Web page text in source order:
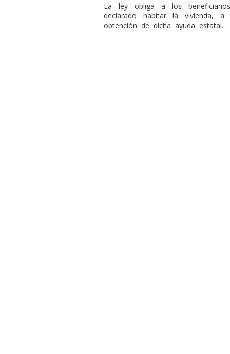
La ley obliga a los
declarado habitar la vivienda,
obtención de dicha ayuda estatal.